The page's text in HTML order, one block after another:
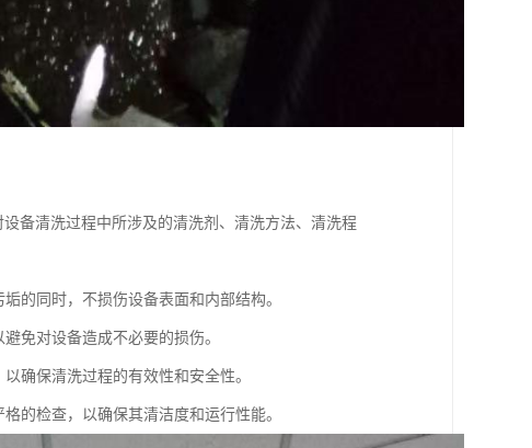
备清洗过程中所涉及的清洗剂、清洗方法、清洗程
的同时，不损伤设备表面和内部结构。
免对设备造成不必要的损伤。
确保清洗过程的有效性和安全性。
的检查，以确保其清洁度和运行性能。